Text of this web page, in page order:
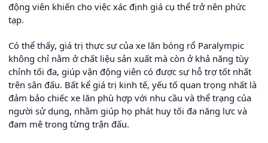
động viên khiến cho việc xác định giá cụ thể trở nên phức
tạp.
Có thể thấy, giá trị thực sự của xe lăn bóng rổ Paralympic
không chỉ nằm ở chất liệu sản xuất mà còn ở khả năng tùy
chỉnh tối đa, giúp vận động viên có được sự hỗ trợ tốt nhất
trên sân đấu. Bất kể giá trị kinh tế, yếu tố quan trọng nhất là
đảm bảo chiếc xe lăn phù hợp với nhu cầu và thể trạng của
người sử dụng, nhằm giúp họ phát huy tối đa năng lực và
đam mê trong từng trận đấu.